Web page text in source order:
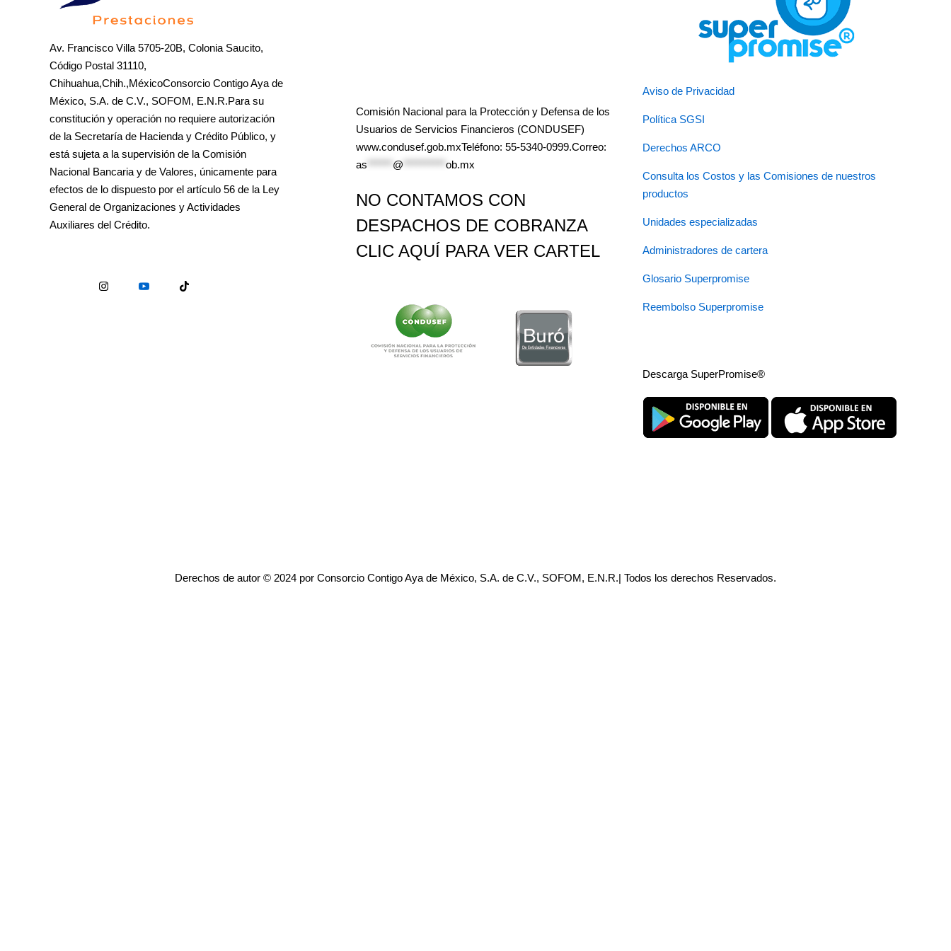
Av. Francisco Villa 5705-20B, Colonia Saucito,
Código Postal 31110,
Chihuahua,Chih.,MéxicoConsorcio Contigo Aya de
México, S.A. de C.V., SOFOM, E.N.R.Para su
constitución y operación no requiere autorización
de la Secretaría de Hacienda y Crédito Público, y
está sujeta a la supervisión de la Comisión
Nacional Bancaria y de Valores, únicamente para
efectos de lo dispuesto por el artículo 56 de la Ley
General de Organizaciones y Actividades
Auxiliares del Crédito.
Comisión Nacional para la Protección y Defensa de los
Usuarios de Servicios Financieros (CONDUSEF)
www.condusef.gob.mxTeléfono: 55-5340-0999.Correo:
as
@ ob.mx
NO CONTAMOS CON
DESPACHOS DE COBRANZA
CLIC AQUÍ PARA VER CARTEL
Aviso de Privacidad
Política SGSI
Derechos ARCO
Consulta los Costos y las Comisiones de nuestros
productos
Unidades especializadas
Administradores de cartera
Glosario Superpromise
Reembolso Superpromise
Descarga SuperPromise®
Derechos de autor © 2024 por Consorcio Contigo Aya de México, S.A. de C.V., SOFOM, E.N.R.| Todos los derechos Reservados.